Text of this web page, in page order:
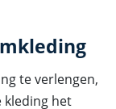
te verlengen,
kleding het